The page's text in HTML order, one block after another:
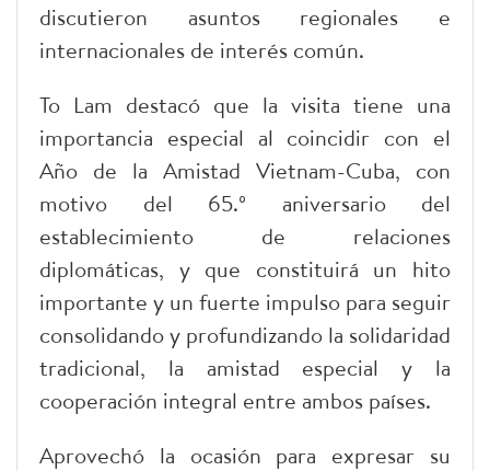
discutieron asuntos regionales e
internacionales de interés común.
To Lam destacó que la visita tiene una
importancia especial al coincidir con el
Año de la Amistad Vietnam-Cuba, con
motivo del 65.º aniversario del
establecimiento de relaciones
diplomáticas, y que constituirá un hito
importante y un fuerte impulso para seguir
consolidando y profundizando la solidaridad
tradicional, la amistad especial y la
cooperación integral entre ambos países.
Aprovechó la ocasión para expresar su